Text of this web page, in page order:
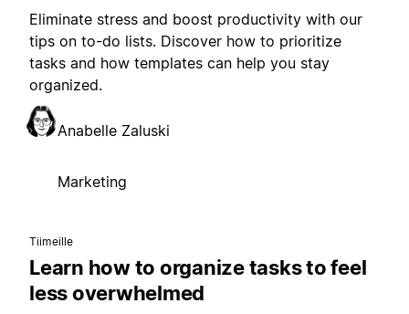
Eliminate stress and boost productivity with our
tips on to-do lists. Discover how to prioritize
tasks and how templates can help you stay
organized.
Anabelle Zaluski
Marketing
Tiimeille
Learn how to organize tasks to feel
less overwhelmed